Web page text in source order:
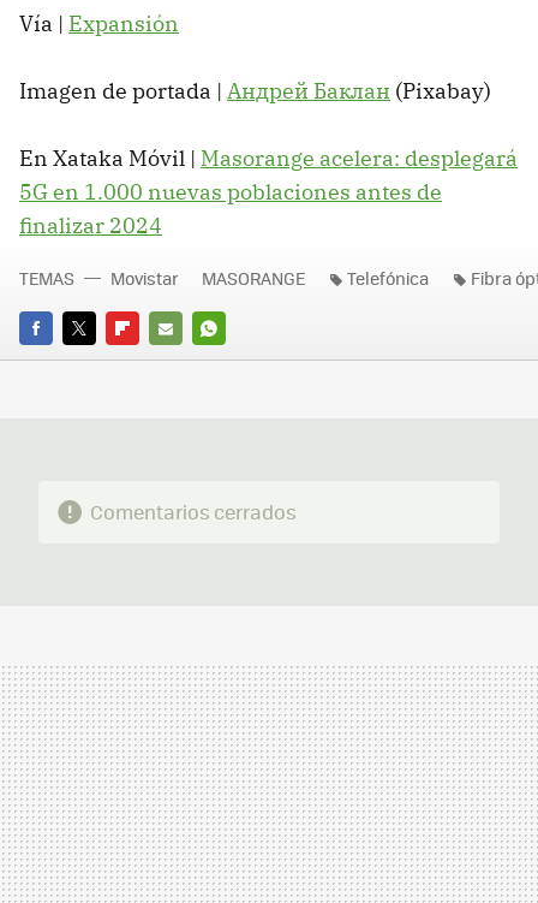
Vía | Expansión
Imagen de portada | Андрей Баклан (Pixabay)
En Xataka Móvil | Masorange acelera: desplegará
5G en 1.000 nuevas poblaciones antes de
finalizar 2024
FACEBOOK
TWITTERFLIPBOARD
E-
WHATSAPP
TEMAS Movistar MASORANGE Telefónica Fibra
Comentarios cerrados